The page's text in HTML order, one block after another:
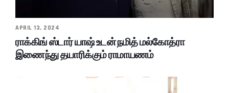
APRIL 13, 2024
ராக்கிங் ஸ்டார் யாஷ் உடன் நமித் மல்கோத்ரா
இணைந்து தயாரிக்கும் ராமாயணம்